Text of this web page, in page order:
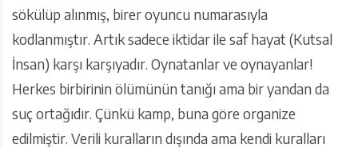
sökülüp alınmış, birer oyuncu numarasıyla
kodlanmıştır. Artık sadece iktidar ile saf hayat (Kutsal
İnsan) karşı karşıyadır. Oynatanlar ve oynayanlar!
Herkes birbirinin ölümünün tanığı ama bir yandan da
suç ortağıdır. Çünkü kamp, buna göre organize
edilmiştir. Verili kuralların dışında ama kendi kuralları